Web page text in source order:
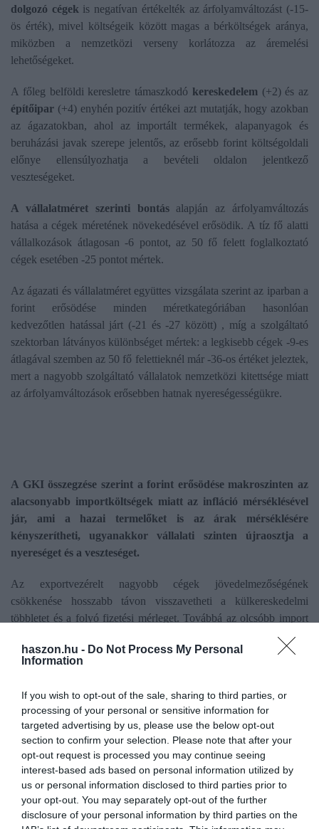
haszon.hu - Do Not Process My Personal
Information
If you wish to opt-out of the sale, sharing to third parties, or
processing of your personal or sensitive information for
targeted advertising by us, please use the below opt-out
section to confirm your selection. Please note that after your
opt-out request is processed you may continue seeing
interest-based ads based on personal information utilized by
us or personal information disclosed to third parties prior to
your opt-out. You may separately opt-out of the further
disclosure of your personal information by third parties on the
dolgozó cégek is negatívan értékelték az árfolyamváltozást (-15-
ös érték), mivel költségeik között magas a bérköltségek aránya,
miközben a nemzetközi verseny korlátozza az áremelési
lehetőségeket.
A főleg belföldi keresletre támaszkodó kereskedelem (+2) és az
építőipar (+4) enyhén pozitív értékei azt mutatják, hogy azokban
az ágazatokban, ahol az importált termékek, alapanyagok és
beruházási javak szerepe jelentős, az erősebb forint költségoldali
előnye ellensúlyozhatja a bevételi oldalon jelentkező
veszteségeket.
A vállalatméret szerinti bontásalapján az árfolyamváltozás
hatása a cégek méretének növekedésével erősödik. A tíz fő alatti
vállalkozások átlagosan -6 pontot, az 50 fő felett foglalkoztató
cégek esetében -25 pontot mértek.
Az ágazati és vállalatméret együttes vizsgálata szerint az iparban a
forint erősödése minden méretkategóriában hasonlóan
kedvezőtlen hatással járt (-21 és -27 között) , míg a szolgáltató
szektorban látványos különbséget mértek: a legkisebb cégek -9-es
átlagával szemben az 50 fő felettieknél már -36-os értéket jeleztek,
mert a nagyobb szolgáltató vállalatok nemzetközi kitettsége miatt
az árfolyamváltozások erősebben hatnak nyereségességükre.
A GKI összegzése szerint a forint erősödése makroszinten az
alacsonyabb importköltségek miatt az infláció mérséklésével
jár, ami a hazai termelőket is az árak mérséklésére
kényszerítheti, ugyanakkor vállalati szinten újraosztja a
nyereséget és a veszteséget.
Az exportvezérelt nagyobb cégek jövedelmezőségének
csökkenése hosszabb távon visszavetheti a külkereskedelmi
többletet és a folyó fizetési mérleget. Továbbá az olcsóbb import
nyomás alá helyezi főleg a belföldi piacra termelő cégeket: a GKI
adatai szerint az importált javak az első hat hónapban várhatóan 8
Így áll ma a forint
Az eurót 354,46 forinton jegyezték reggel hét órakor a hétfő esti
354,54 forint után. A dollár jegyzése 310,32 forintról 311,20
forintra emelkedett, a svájci frank pedig 384 forintról 384,34
forintra drágult.